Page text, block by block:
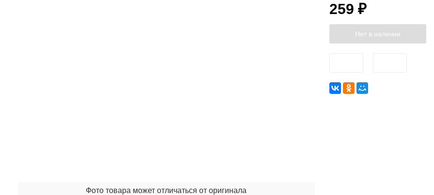
Фото товара может отличаться от оригинала
259 ₽
Нет в наличии